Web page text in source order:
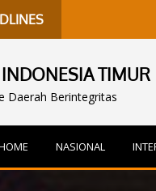
TIMUR
Daerah Berintegritas
NASIONAL